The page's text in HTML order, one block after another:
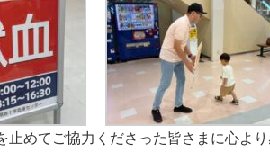
止めてご協力くださった皆さまに心より